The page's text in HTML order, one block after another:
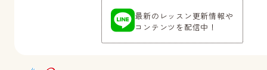
最新のレッスン更新情報や
コンテンツを配信中！